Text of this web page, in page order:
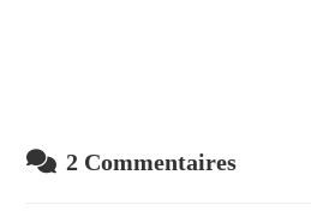
2 Commentaires